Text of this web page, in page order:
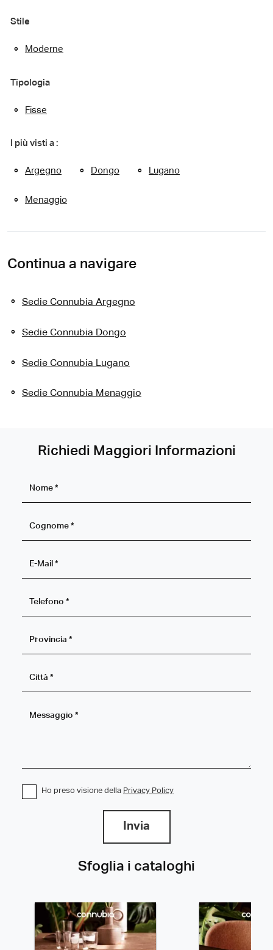
Stile
Moderne
Tipologia
Fisse
I più visti a :
Argegno Dongo Lugano
Menaggio
Continua a navigare
Sedie Connubia Argegno
Sedie Connubia Dongo
Sedie Connubia Lugano
Sedie Connubia Menaggio
Sfoglia i cataloghi
Richiedi Maggiori Informazioni
Ho preso visione della Privacy Policy
Invia